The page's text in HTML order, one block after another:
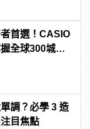
加速對決
首選！CASIO
全球300城市
調？必學 3 造
目焦點